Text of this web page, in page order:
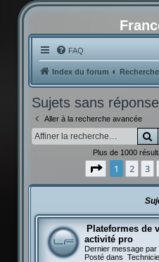
FAQ
Index du forum
Sujets sans réponse
Aller à la recherche avancée
Plus de 1000
Page 1sur20
1 2 3
Plateformes de
activité pro
Dernier message par
Posté dans